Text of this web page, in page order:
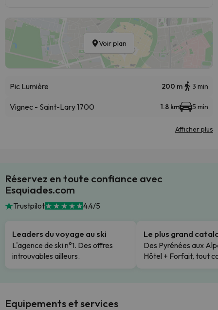
Voir plan
Pic Lumière 200 m 3 min
Vignec - Saint-Lary 1700 1.8 km 5 min
Afficher plus
Réservez en toute confiance avec
Esquiades.com
Trustpilot 4.4/5
Leaders du voyage au ski
L'agence de ski n°1. Des offres
introuvables ailleurs.
Le plus grand
Des Pyrénées aux
Hôtel + Forfait, tout
Equipements et services